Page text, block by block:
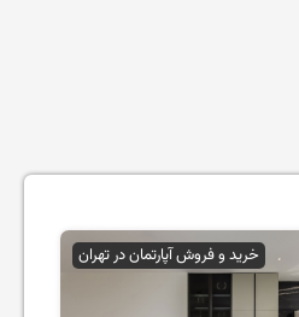
خرید و فروش آپارتمان در تهران